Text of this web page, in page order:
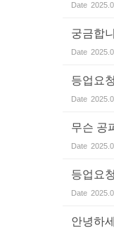
Date
궁금합
Date
등업요
Date
무슨 공
Date
등업요
Date
안녕하